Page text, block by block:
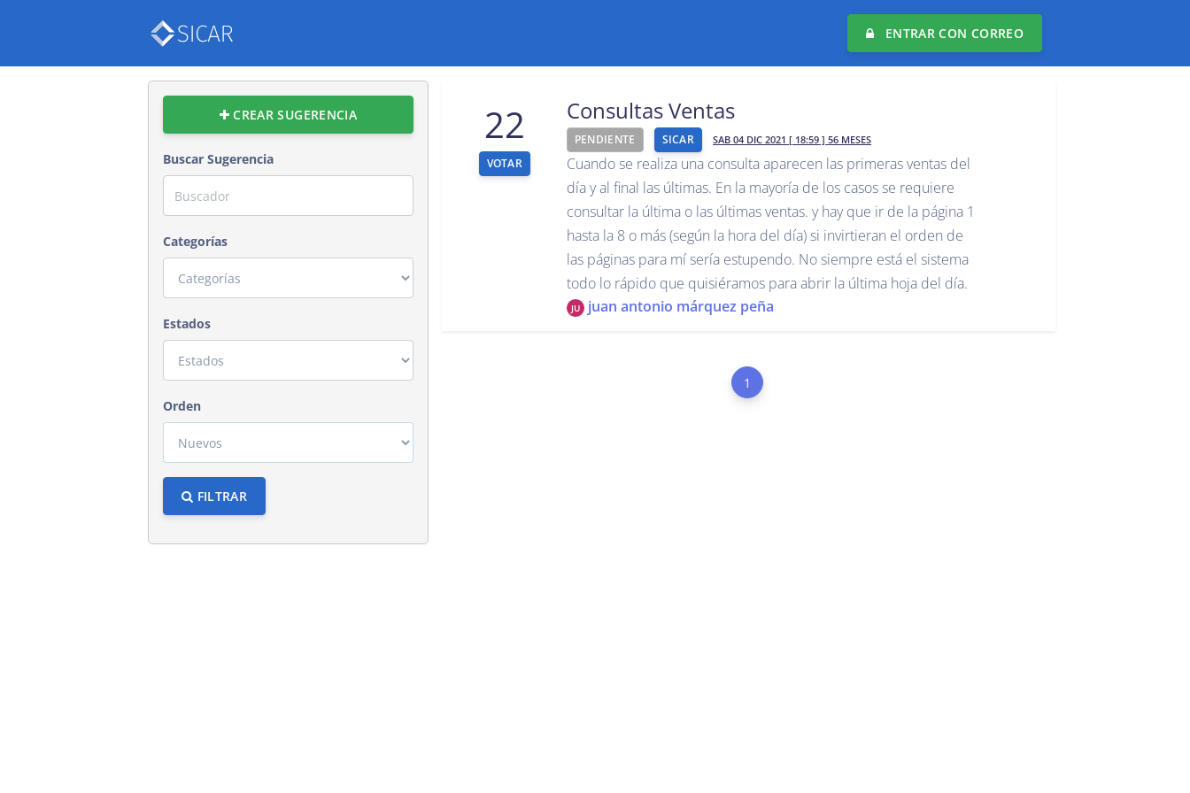
ENTRAR CON CORREO
CREAR SUGERENCIA
Buscar Sugerencia
Categorías
Estados
Orden
FILTRAR
22
VOTAR
Consultas Ventas
PENDIENTE SICAR SAB 04 DIC 2021 [ 18:59 ] 56 MESES
Cuando se realiza una consulta aparecen las primeras ventas del
día y al final las últimas. En la mayoría de los casos se requiere
consultar la última o las últimas ventas. y hay que ir de la página 1
hasta la 8 o más (según la hora del día) si invirtieran el orden de
las páginas para mí sería estupendo. No siempre está el sistema
todo lo rápido que quisiéramos para abrir la última hoja del día.
JU juan antonio márquez peña
1